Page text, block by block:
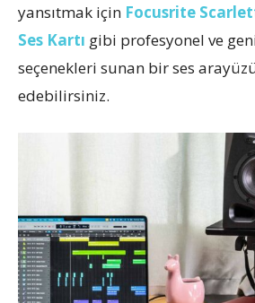
yansıtmak için Focusrite
Ses Kartı gibi profesyonel ve
seçenekleri sunan bir ses
edebilirsiniz.